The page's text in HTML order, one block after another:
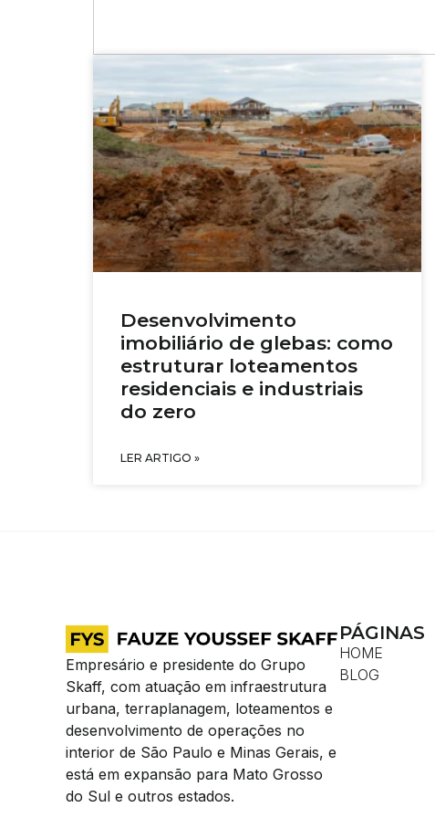
Desenvolvimento
imobiliário de glebas: como
estruturar loteamentos
residenciais e industriais
do zero
LER ARTIGO »
Empresário e presidente do Grupo
Skaff, com atuação em infraestrutura
urbana, terraplanagem, loteamentos e
desenvolvimento de operações no
interior de São Paulo e Minas Gerais, e
está em expansão para Mato Grosso
do Sul e outros estados.
PÁGINAS
HOME
BLOG